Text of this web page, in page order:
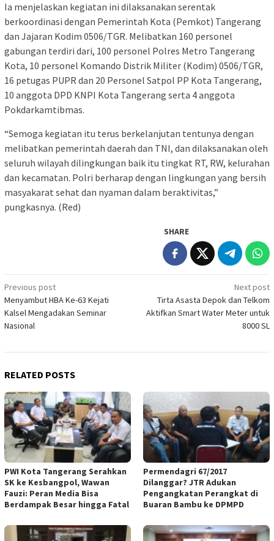
Ia menjelaskan kegiatan ini dilaksanakan serentak
berkoordinasi dengan Pemerintah Kota (Pemkot) Tangerang
dan Jajaran Kodim 0506/TGR. Melibatkan 160 personel
gabungan terdiri dari, 100 personel Polres Metro Tangerang
Kota, 10 personel Komando Distrik Militer (Kodim) 0506/TGR,
16 petugas PUPR dan 20 Personel Satpol PP Kota Tangerang,
10 anggota DPD KNPI Kota Tangerang serta 4 anggota
Pokdarkamtibmas.
“Semoga kegiatan itu terus berkelanjutan tentunya dengan
melibatkan pemerintah daerah dan TNI, dan dilaksanakan oleh
seluruh wilayah dilingkungan baik itu tingkat RT, RW, kelurahan
dan kecamatan. Polri berharap dengan lingkungan yang bersih
masyakarat sehat dan nyaman dalam beraktivitas,”
pungkasnya. (Red)
SHARE
Post
navigation
Previous post
Menyambut HBA Ke-63 Kejati
Kalsel Mengadakan Seminar
Nasional
Next post
Tirta Asasta Depok dan Telkom
Aktifkan Smart Water Meter untuk
8000 SL
RELATED POSTS
PWI Kota Tangerang Serahkan
SK ke Kesbangpol, Wawan
Fauzi: Peran Media Bisa
Berdampak Besar hingga Fatal
Permendagri 67/2017
Dilanggar? JTR Adukan
Pengangkatan Perangkat di
Buaran Bambu ke DPMPD